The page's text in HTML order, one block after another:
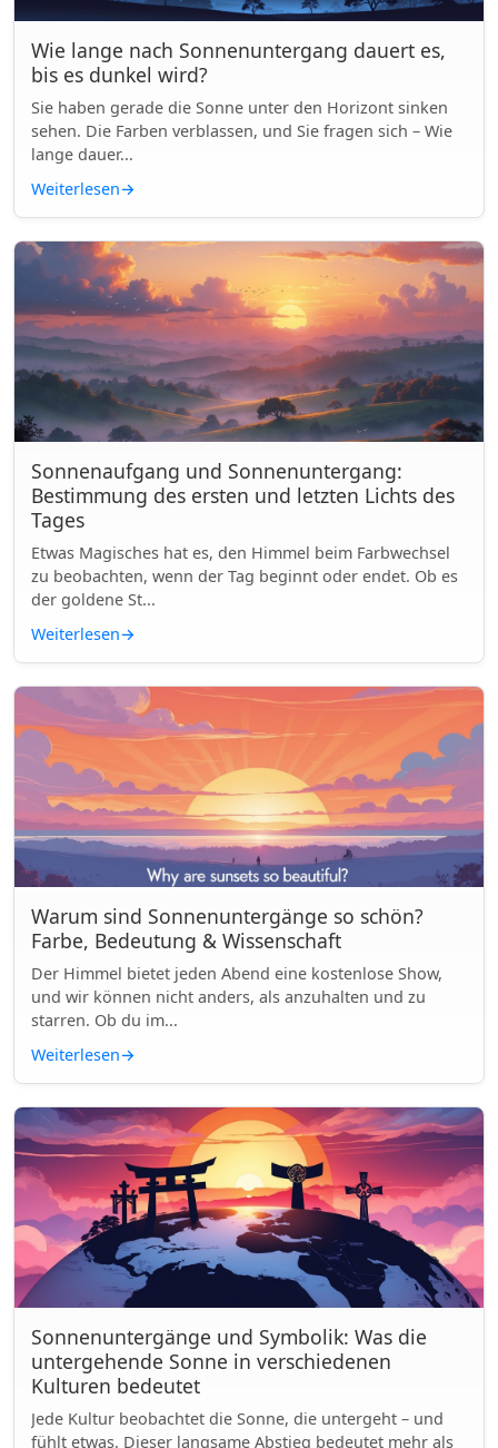
Wie lange nach Sonnenuntergang dauert es,
bis es dunkel wird?
Sie haben gerade die Sonne unter den Horizont sinken
sehen. Die Farben verblassen, und Sie fragen sich – Wie
lange dauer...
Weiterlesen→
Sonnenaufgang und Sonnenuntergang:
Bestimmung des ersten und letzten Lichts des
Tages
Etwas Magisches hat es, den Himmel beim Farbwechsel
zu beobachten, wenn der Tag beginnt oder endet. Ob es
der goldene St...
Weiterlesen→
Warum sind Sonnenuntergänge so schön?
Farbe, Bedeutung & Wissenschaft
Der Himmel bietet jeden Abend eine kostenlose Show,
und wir können nicht anders, als anzuhalten und zu
starren. Ob du im...
Weiterlesen→
Sonnenuntergänge und Symbolik: Was die
untergehende Sonne in verschiedenen
Kulturen bedeutet
Jede Kultur beobachtet die Sonne, die untergeht – und
fühlt etwas. Dieser langsame Abstieg bedeutet mehr als